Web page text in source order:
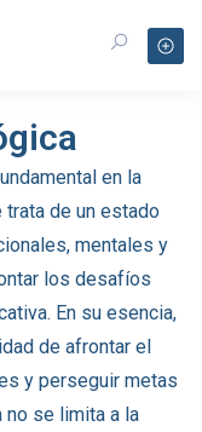
en la
de un estado
mentales y
los desafíos
En su esencia,
de afrontar el
y perseguir metas
se limita a la